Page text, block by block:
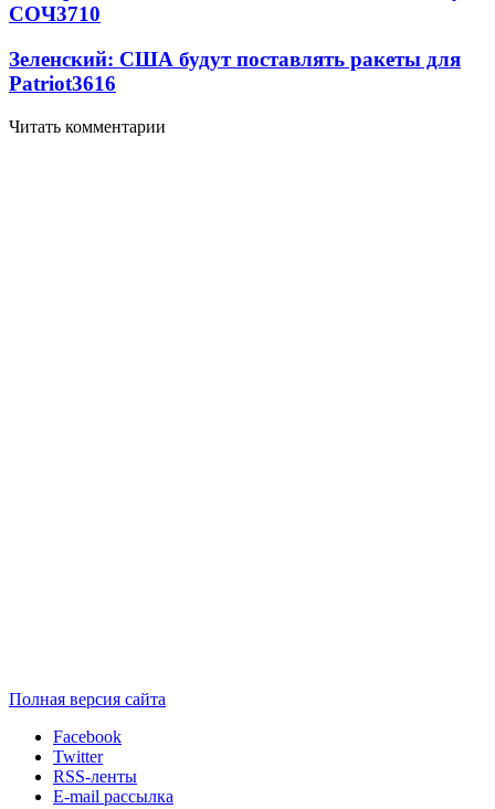
СОЧ3710
Зеленский: США будут поставлять ракеты для
Patriot3616
Читать комментарии
Полная версия сайта
Facebook
Twitter
RSS-ленты
E-mail рассылка